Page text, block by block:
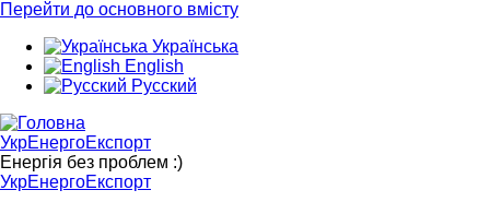
Перейти до основного вмісту
Українська
English
Русский
УкрЕнергоЕкспорт
Енергія без проблем :)
УкрЕнергоЕкспорт